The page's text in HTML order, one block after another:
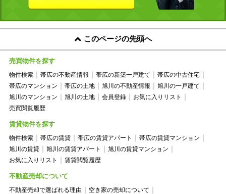
このページの先頭へ
売買物件を探す
物件検索 帯広の不動産情報 帯広の新築一戸建て
帯広の中古住宅
帯広のマンション
帯広の土地 旭川の不動産情報
旭川の一戸建て
旭川のマンション
旭川の土地 会員登録
お気に入りリスト
売買閲覧履歴
賃貸物件を探す
物件検索 帯広の賃貸 帯広の賃貸アパート
帯広の賃貸マンション
旭川の賃貸
旭川の賃貸アパート
旭川の賃貸マンション
お気に入りリスト
賃貸閲覧履歴
不動産売却について
不動産売却で選ばれる理由
空き家の売却について